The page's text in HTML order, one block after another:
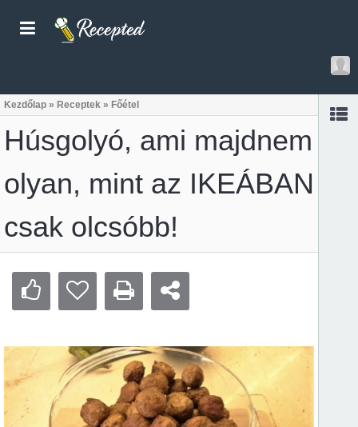
Kezdőlap » Receptek » Főétel
Húsgolyó, ami majdnem
olyan, mint az IKEÁBAN
csak olcsóbb!